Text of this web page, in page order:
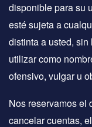
disponible para su
esté sujeta a
distinta a usted,
utilizar como
ofensivo, vulgar u
Nos reservamos el
cancelar cuentas,